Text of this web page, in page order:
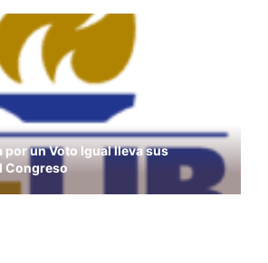
por un Voto Igual lleva sus
Congreso
Pierden los ciudadanos